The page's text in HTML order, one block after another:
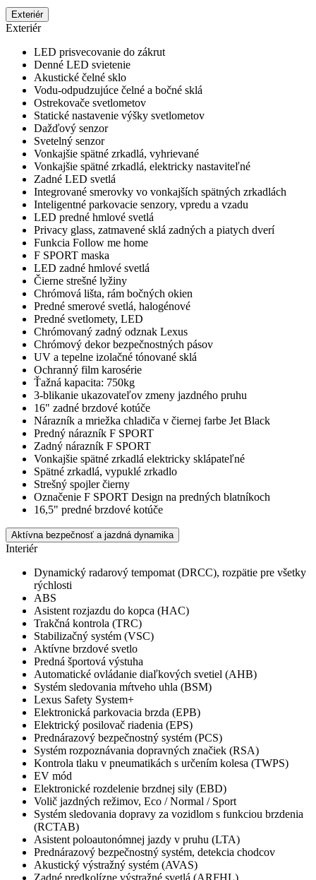
Exteriér
Exteriér
LED prisvecovanie do zákrut
Denné LED svietenie
Akustické čelné sklo
Vodu-odpudzujúce čelné a bočné sklá
Ostrekovače svetlometov
Statické nastavenie výšky svetlometov
Dažďový senzor
Svetelný senzor
Vonkajšie spätné zrkadlá, vyhrievané
Vonkajšie spätné zrkadlá, elektricky nastaviteľné
Zadné LED svetlá
Integrované smerovky vo vonkajších spätných zrkadlách
Inteligentné parkovacie senzory, vpredu a vzadu
LED predné hmlové svetlá
Privacy glass, zatmavené sklá zadných a piatych dverí
Funkcia Follow me home
F SPORT maska
LED zadné hmlové svetlá
Čierne strešné lyžiny
Chrómová lišta, rám bočných okien
Predné smerové svetlá, halogénové
Predné svetlomety, LED
Chrómovaný zadný odznak Lexus
Chrómový dekor bezpečnostných pásov
UV a tepelne izolačné tónované sklá
Ochranný film karosérie
Ťažná kapacita: 750kg
3-blikanie ukazovateľov zmeny jazdného pruhu
16" zadné brzdové kotúče
Nárazník a mriežka chladiča v čiernej farbe Jet Black
Predný nárazník F SPORT
Zadný nárazník F SPORT
Vonkajšie spätné zrkadlá elektricky sklápateľné
Spätné zrkadlá, vypuklé zrkadlo
Strešný spojler čierny
Označenie F SPORT Design na predných blatníkoch
16,5" predné brzdové kotúče
Aktívna bezpečnosť a jazdná dynamika
Interiér
Dynamický radarový tempomat (DRCC), rozpätie pre všetky
rýchlosti
ABS
Asistent rozjazdu do kopca (HAC)
Trakčná kontrola (TRC)
Stabilizačný systém (VSC)
Aktívne brzdové svetlo
Predná športová výstuha
Automatické ovládanie diaľkových svetiel (AHB)
Systém sledovania mŕtveho uhla (BSM)
Lexus Safety System+
Elektronická parkovacia brzda (EPB)
Elektrický posilovač riadenia (EPS)
Prednárazový bezpečnostný systém (PCS)
Systém rozpoznávania dopravných značiek (RSA)
Kontrola tlaku v pneumatikách s určením kolesa (TWPS)
EV mód
Elektronické rozdelenie brzdnej sily (EBD)
Volič jazdných režimov, Eco / Normal / Sport
Systém sledovania dopravy za vozidlom s funkciou brzdenia
(RCTAB)
Asistent poloautonómnej jazdy v pruhu (LTA)
Prednárazový bezpečnostný systém, detekcia chodcov
Akustický výstražný systém (AVAS)
Zadné predkolízne výstražné svetlá (ARFHL)